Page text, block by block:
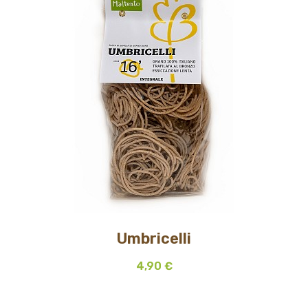
Umbricelli
4,90 €